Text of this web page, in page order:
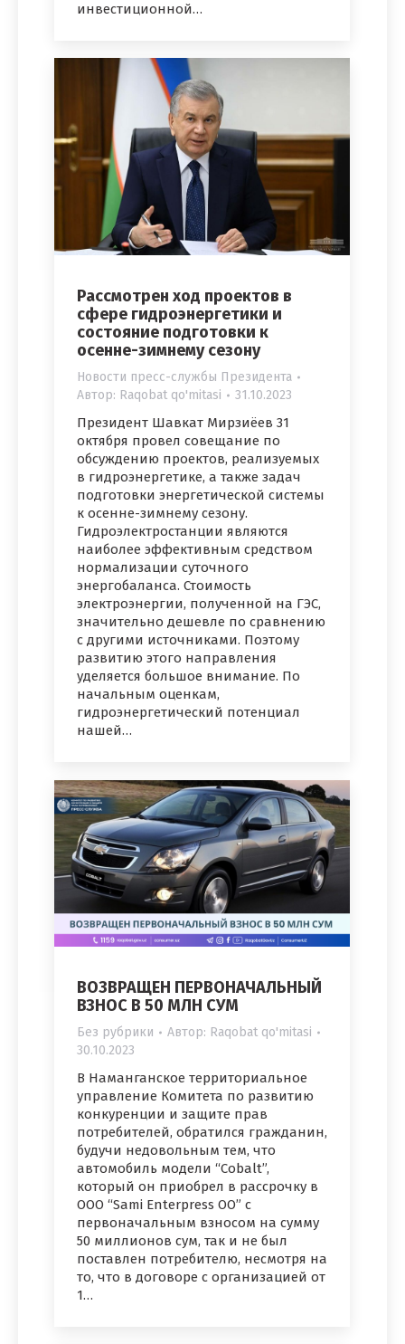
инвестиционной…
Рассмотрен ход проектов в
сфере гидроэнергетики и
состояние подготовки к
осенне-зимнему сезону
Новости пресс-службы Президента
Автор: Raqobat qo'mitasi 31.10.2023
Президент Шавкат Мирзиёев 31
октября провел совещание по
обсуждению проектов, реализуемых
в гидроэнергетике, а также задач
подготовки энергетической системы
к осенне-зимнему сезону.
Гидроэлектростанции являются
наиболее эффективным средством
нормализации суточного
энергобаланса. Стоимость
электроэнергии, полученной на ГЭС,
значительно дешевле по сравнению
с другими источниками. Поэтому
развитию этого направления
уделяется большое внимание. По
начальным оценкам,
гидроэнергетический потенциал
нашей…
ВОЗВРАЩЕН ПЕРВОНАЧАЛЬНЫЙ
ВЗНОС В 50 МЛН СУМ
Без рубрики Автор: Raqobat qo'mitasi
30.10.2023
В Наманганское территориальное
управление Комитета по развитию
конкуренции и защите прав
потребителей, обратился гражданин,
будучи недовольным тем, что
автомобиль модели “Cobalt”,
который он приобрел в рассрочку в
ООО “Sami Enterpress OO” с
первоначальным взносом на сумму
50 миллионов сум, так и не был
поставлен потребителю, несмотря на
то, что в договоре с организацией от
1…